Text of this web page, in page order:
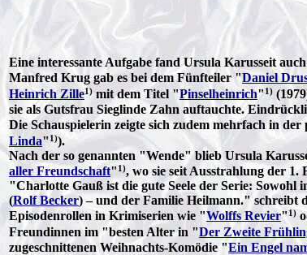
Eine interessante Aufgabe fand Ursula Karusseit
Manfred Krug gab es bei dem Fünfteiler "Daniel
Heinrich Zille1) mit dem Titel "Pinselheinrich"1)
sie als Gutsfrau Sieglinde Zahn auftauchte.
Die Schauspielerin zeigte sich zudem mehrfach in
Linda" 1)).
Nach der so genannten "Wende" blieb Ursula
aller Freundschaft"1), wo sie seit Ausstrahlung der 1.
"Charlotte Gauß ist die gute Seele der Serie:
(Rolf Becker) – und der Familie Heilmann." schreibt
Episodenrollen in Krimiserien wie "Wolffs Revier" 1)
Freundinnen im "besten Alter in "Der Zweite
zugeschnittenen Weihnachts-Komödie "Ein Engel